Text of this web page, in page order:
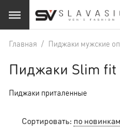
Главная / Пиджаки мужские
Пиджаки Slim fit
Пиджаки приталенные
Сортировать: по новинкам